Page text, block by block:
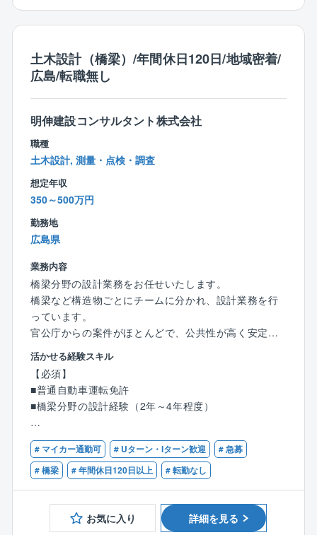
している企業です。会社自体の安定性も高く、自己資
本比率は7割以上と、財務基盤も非常に安定しているの
的長い（15年以上）企業ですが、他社を経験した社員
が同社の魅力に気づき、出戻り入社するケースも増え
土木設計（橋梁）/年間休日120日/地域密着/
広島/転職無し
明伸建設コンサルタント株式会社
職種
土木設計, 測量・点検・調査
想定年収
350～500万円
勤務地
広島県
業務内容
橋梁分野の設計業務をお任せいたします。
橋梁など構造物ごとにチームに分かれ、設計業務を行
っています。
官公庁からの案件がほとんどで、公共性が高く安定し
た経営基盤があります。
【主な業務内容】
各種構造物設計
橋梁、擁壁、可動堰、ボックスカルバート、標識、下
水道、共同溝、トンネル
補強土壁、法面構造物
補修、補強設計、コンクリート・鋼構造物の劣化対
策、耐震補強
活荷重増加対策
構造物調査
既設構造物の劣化度調査、配筋調査 など
活かせる経験スキル
【必須】
■普通自動車運転免許
■橋梁分野の設計経験（2年～4年程度）
【歓迎】
■技術士（補）（建設部門：鋼構造及びコンクリート）
■RCCM
■測量士（補）
■地質調査技士
■1級あるいは2級土木施工管理技士
# マイカー通勤可 # Uターン・Iターン歓迎
# 急募
# 橋梁
# 年間休日120日以上 # 転勤なし
お気に入り 詳細を見る